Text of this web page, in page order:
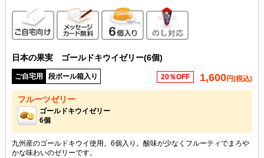
ご自宅向けメッセージカード無料
6個入り のし対応
日本の果実 ゴールドキウイゼリー(6個)
ご自宅用 段ボール箱入り 20％OFF 1,600円(税込)
フルーツゼリー
ゴールドキウイゼリー
6個
九州産のゴールドキウイ使用。6個入り。酸味が少なくフルーティでまろや
かな味わいのゼリーです。